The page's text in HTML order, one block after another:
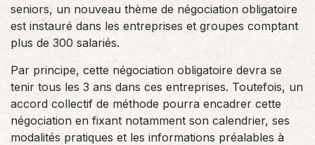
seniors, un nouveau thème de négociation obligatoire
est instauré dans les entreprises et groupes comptant
plus de 300 salariés.
Par principe, cette négociation obligatoire devra se
tenir tous les 3 ans dans ces entreprises. Toutefois, un
accord collectif de méthode pourra encadrer cette
négociation en fixant notamment son calendrier, ses
modalités pratiques et les informations préalables à